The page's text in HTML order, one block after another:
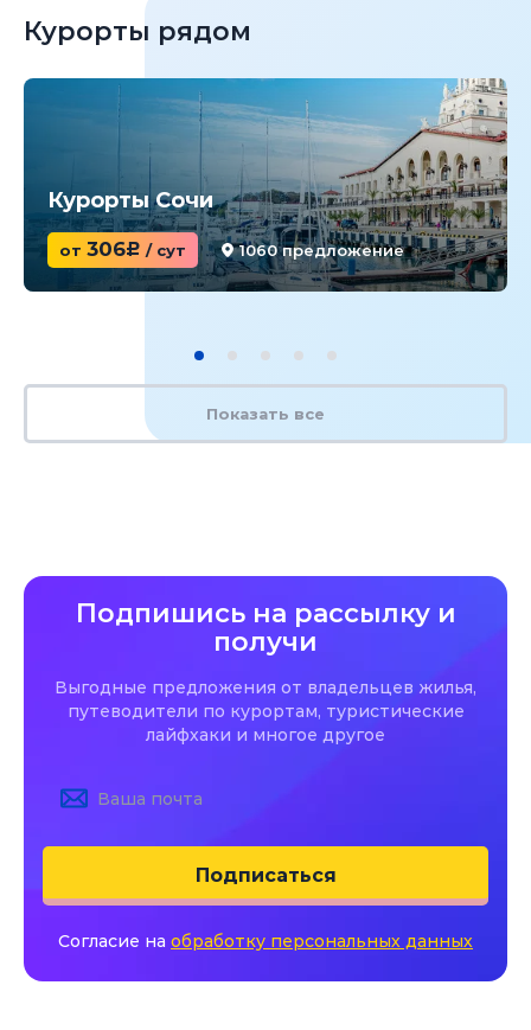
Курорты рядом
Курорты Сочи
от 306c / сут 1060 предложение
Показать все
Подпишись на рассылку и
получи
Выгодные предложения от владельцев жилья,
путеводители по курортам, туристические
лайфхаки и многое другое
Подписаться
Согласие на обработку персональных данных